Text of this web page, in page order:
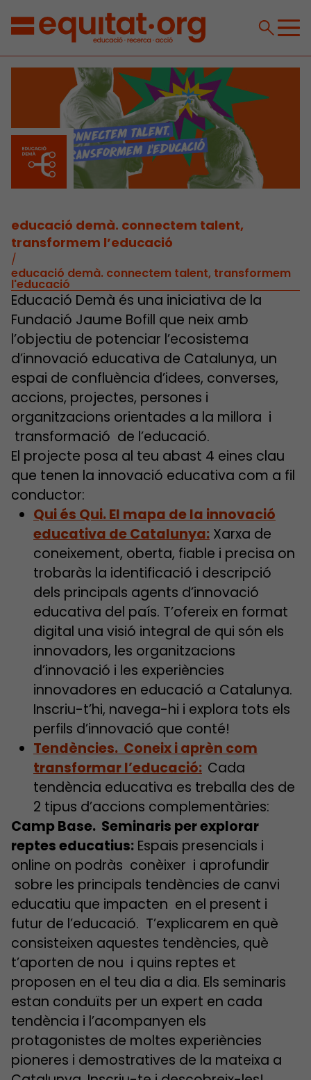
educació demà. connectem talent,
transformem l’educació
/
educació demà. connectem talent, transformem
l'educació
Educació Demà és una iniciativa de la
Fundació Jaume Bofill que neix amb
l’objectiu de potenciar l’ecosistema
d’innovació educativa de Catalunya, un
espai de confluència d’idees, converses,
accions, projectes, persones i
organitzacions orientades a la millora i
transformació de l’educació.
El projecte posa al teu abast 4 eines clau
que tenen la innovació educativa com a fil
conductor:
Qui és Qui. El mapa de la innovació
educativa de Catalunya: Xarxa de
coneixement, oberta, fiable i precisa on
trobaràs la identificació i descripció
dels principals agents d’innovació
educativa del país. T’ofereix en format
digital una visió integral de qui són els
innovadors, les organitzacions
d’innovació i les experiències
innovadores en educació a Catalunya.
Inscriu-t’hi, navega-hi i explora tots els
perfils d’innovació que conté!
Tendències. Coneix i aprèn com
transformar l’educació: Cada
tendència educativa es treballa des de
2 tipus d’accions complementàries:
Camp Base. Seminaris per explorar
reptes educatius: Espais presencials i
online on podràs conèixer i aprofundir
sobre les principals tendències de canvi
educatiu que impacten en el present i
futur de l’educació. T’explicarem en què
consisteixen aquestes tendències, què
t’aporten de nou i quins reptes et
proposen en el teu dia a dia. Els seminaris
estan conduïts per un expert en cada
tendència i l’acompanyen els
protagonistes de moltes experiències
pioneres i demostratives de la mateixa a